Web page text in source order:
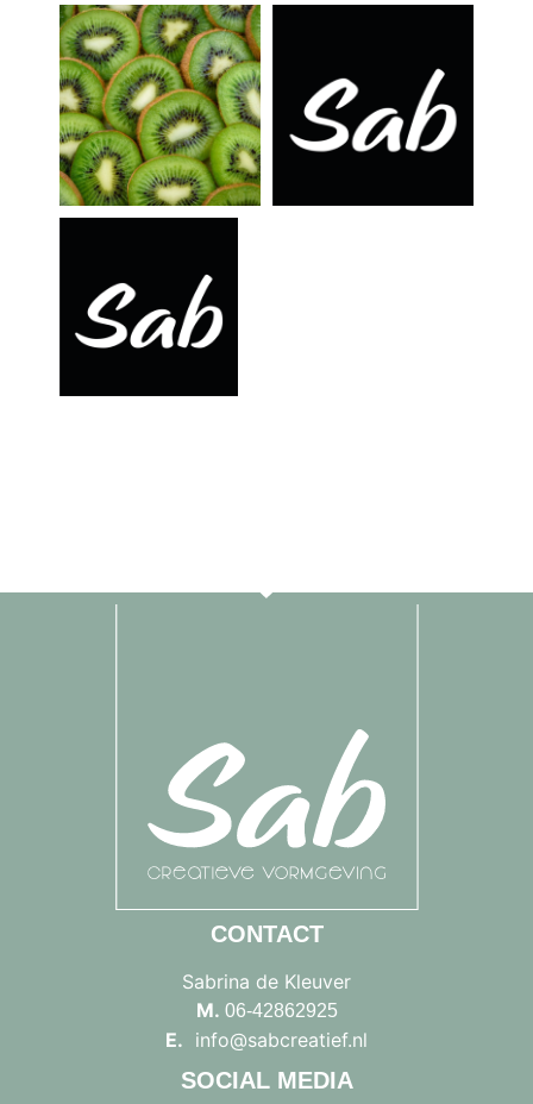
CONTACT
Sabrina de Kleuver
M. 06-42862925
E. info@sabcreatief.nl
SOCIAL MEDIA